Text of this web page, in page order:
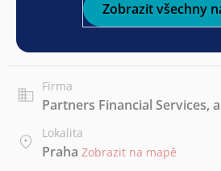
Zobrazit všechny
Firma
Partners Financial Services,
Lokalita
Praha Zobrazit na mapě